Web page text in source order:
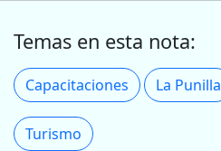
Temas en esta nota:
Capacitaciones La Punilla
Turismo